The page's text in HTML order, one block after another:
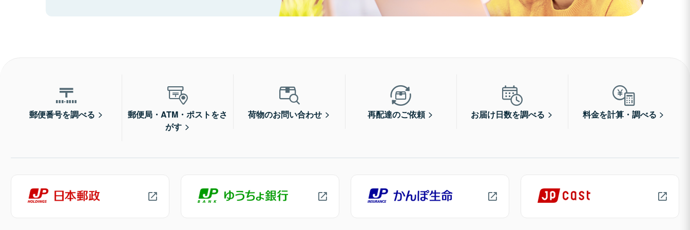
郵便番号を調べる
郵便局・ATM・ポストをさ
がす
荷物のお問い合わせ 再配達のご依頼 お届け日数を調べる 料金を計算・調べる